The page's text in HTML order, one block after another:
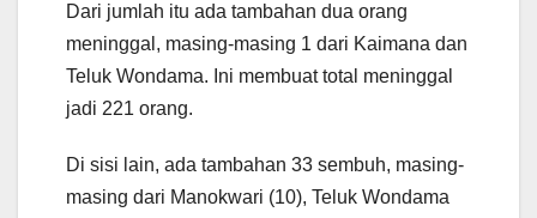
Dari jumlah itu ada tambahan dua orang
meninggal, masing-masing 1 dari Kaimana dan
Teluk Wondama. Ini membuat total meninggal
jadi 221 orang.
Di sisi lain, ada tambahan 33 sembuh, masing-
masing dari Manokwari (10), Teluk Wondama